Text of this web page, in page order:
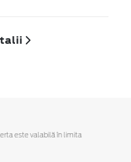
este valabilă în limita